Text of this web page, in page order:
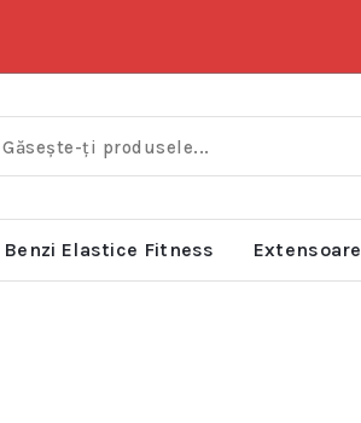
Benzi Elastice Fitness Extensoare